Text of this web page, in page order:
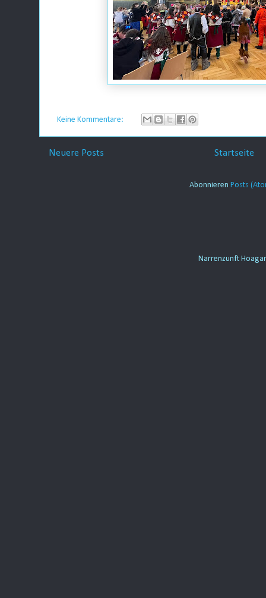
Keine Kommentare:
Neuere Posts Startseite
Abonnieren Posts
Narrenzunft